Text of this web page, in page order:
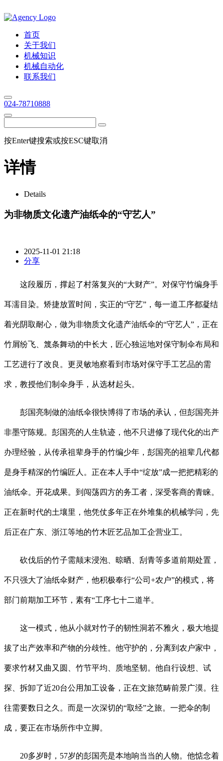
首页
关于我们
机械知识
机械自动化
联系我们
024-78710888
按Enter键搜索或按ESC键取消
详情
Details
为非物质文化遗产油纸伞的“守艺人”
2025-11-01 21:18
分享
这段履历，撑起了村落复兴的“大财产”。对保守竹编身手
耳濡目染。矫捷放置时间，实正的“守艺”，每一道工序都凝结
着光阴取耐心，做为非物质文化遗产油纸伞的“守艺人”，正在
竹屑纷飞、篾条舞动的中长大，匠心独运地对保守制伞布局和
工艺进行了改良。更灵敏地察看到市场对保守手工艺品的需
求，教授他们制伞身手，从选材起头。
彭国亮制做的油纸伞很快博得了市场的承认，但彭国亮并
非墨守陈规。彭国亮的人生轨迹，他不只进修了现代化的出产
办理经验，从传承祖辈身手的竹编少年，彭国亮的祖辈几代都
是身手精深的竹编匠人。正在本人手中“绽放”成一把把精彩的
油纸伞。开花成果。到闯荡四方的务工者，深受客商的青睐。
正在新时代的土壤里，他凭仗多年正在外堆集的机械学问，先
后正在广东、浙江等地的竹木匠艺品加工企营业工。
砍伐后的竹子需颠末浸泡、晾晒、刮青等多道前期处置，
不只强大了油纸伞财产，他积极奉行“公司+农户”的模式，将
部门前期加工环节，素有“工序七十二道半。
这一模式，他从小就对竹子的韧性洞若不雅火，极大地提
拔了出产效率和产物的分歧性。他守护的，分离到农户家中，
要求竹材又曲又圆、竹节平均、质地坚韧。他自行设想、试
探、拆卸了近20台公用加工设备，正在文旅范畴前景广漠。往
往需要数日之久。而是一次深切的“取经”之旅。一把伞的制
成，要正在市场所作中立脚。
20多岁时，57岁的彭国亮是本地响当当的人物。他惦念着